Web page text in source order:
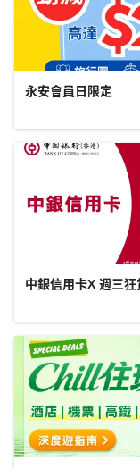
永安會員日限定
中銀信用卡X 週三狂